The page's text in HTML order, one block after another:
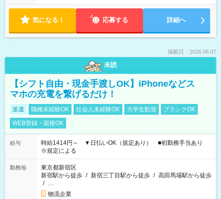
気になる！ 応募する 詳細へ
掲載日：2026.08.07
未読
【シフト自由・現金手渡しOK】iPhoneなどス
マホの充電を繋げるだけ！
派遣 職種未経験OK 社会人未経験OK 大学生歓迎
ブランクOK
WEB登録・面接OK
給与
時給1414円～ ▼日払いOK（規定あり） ■初勤務手当あり
※規定による
勤務地
東京都新宿区
新宿駅から徒歩 / 新宿三丁目駅から徒歩 / 高田馬場駅から徒歩
/ …
物流企業